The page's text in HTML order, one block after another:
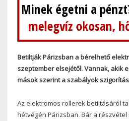
Minek égetni a
melegvíz okosan,
Betiltják Párizsban a bérelhető
szeptember elsejétől. Vannak, akik
mások szerint a szabályok
Az elektromos rollerek betiltásáról
hétvégén Párizsban. Bár a részvétel